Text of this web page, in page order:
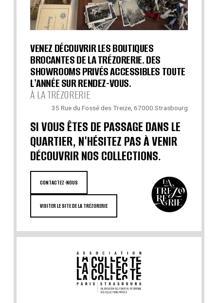
VENEZ DÉCOUVRIR LES BOUTIQUES
BROCANTES DE LA TRÉZORERIE. DES
SHOWROOMS PRIVÉS ACCESSIBLES TOUTE
L'ANNÉE SUR RENDEZ-VOUS.
À LA TRÉZORERIE
35 Rue du Fossé des Treize, 67000 Strasbourg
SI VOUS ÊTES DE PASSAGE DANS LE
QUARTIER, N'HÉSITEZ PAS À VENIR
DÉCOUVRIR NOS COLLECTIONS.
CONTACTEZ-NOUS
VISITER LE SITE DE LA TRÉZORERIE